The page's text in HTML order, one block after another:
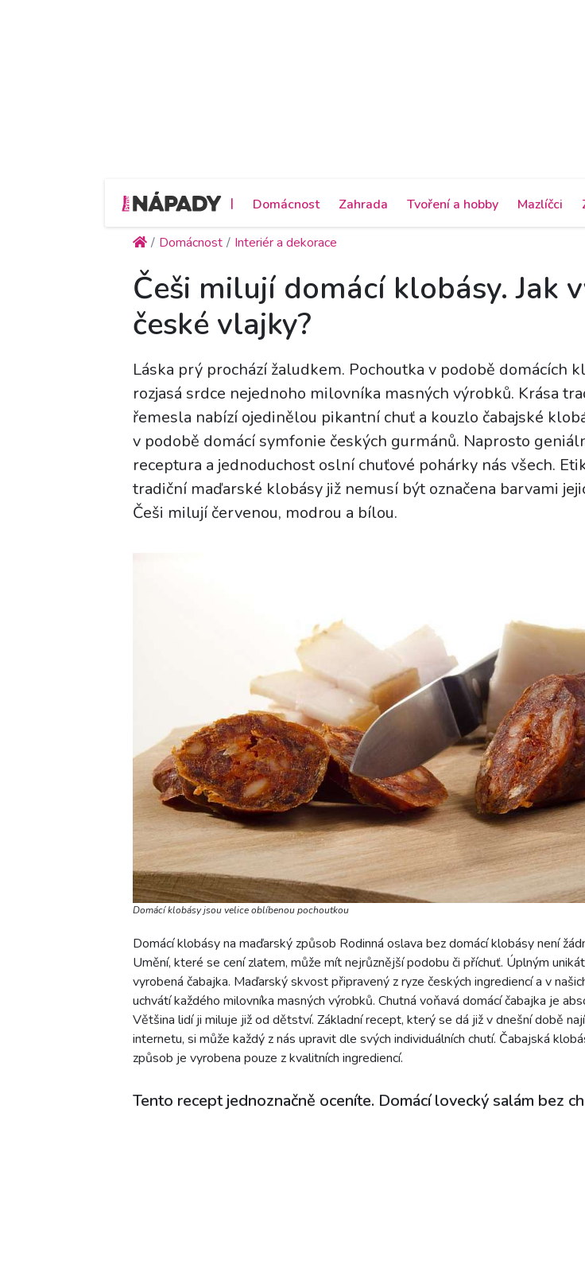
| Domácnost Zahrada Tvoření a hobby Mazlíčci
Domácnost Interiér a dekorace
Češi milují domácí klobásy. Jak
české vlajky?
Láska prý prochází žaludkem. Pochoutka v podobě domácích
rozjasá srdce nejednoho milovníka masných výrobků. Krása
řemesla nabízí ojedinělou pikantní chuť a kouzlo čabajské
v podobě domácí symfonie českých gurmánů. Naprosto
receptura a jednoduchost oslní chuťové pohárky nás všech.
tradiční maďarské klobásy již nemusí být označena barvami
Češi milují červenou, modrou a bílou.
Domácí klobásy jsou velice oblíbenou pochoutkou
Domácí klobásy na maďarský způsob Rodinná oslava bez domácí klobásy není
Umění, které se cení zlatem, může mít nejrůznější podobu či příchuť. Úplným
vyrobená čabajka. Maďarský skvost připravený z ryze českých ingrediencí a v
uchvátí každého milovníka masných výrobků. Chutná voňavá domácí čabajka je
Většina lidí ji miluje již od dětství. Základní recept, který se dá již v dnešní době
internetu, si může každý z nás upravit dle svých individuálních chutí. Čabajská
způsob je vyrobena pouze z kvalitních ingrediencí.
Tento recept jednoznačně oceníte. Domácí lovecký salám bez